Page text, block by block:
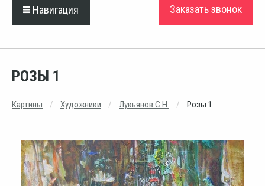
Навигация Заказать звонок
РОЗЫ 1
Картины Художники Лукьянов С.Н. Розы 1